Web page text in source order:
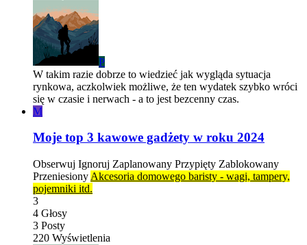
P
W takim razie dobrze to wiedzieć jak wygląda sytuacja
rynkowa, aczkolwiek możliwe, że ten wydatek szybko wróci
się w czasie i nerwach - a to jest bezcenny czas.
M
Moje top 3 kawowe gadżety w roku 2024
Obserwuj Ignoruj Zaplanowany Przypięty Zablokowany
Przeniesiony Akcesoria domowego baristy - wagi, tampery,
pojemniki itd.
3
4 Głosy
3 Posty
220 Wyświetlenia